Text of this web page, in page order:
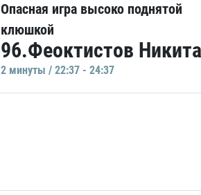
Опасная игра высоко поднятой
клюшкой
96.Феоктистов Никита
2 минуты / 22:37 - 24:37